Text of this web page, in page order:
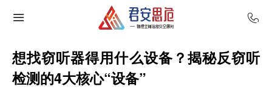
想找窃听器得用什么设备？揭秘反窃听
检测的4大核心“设备”